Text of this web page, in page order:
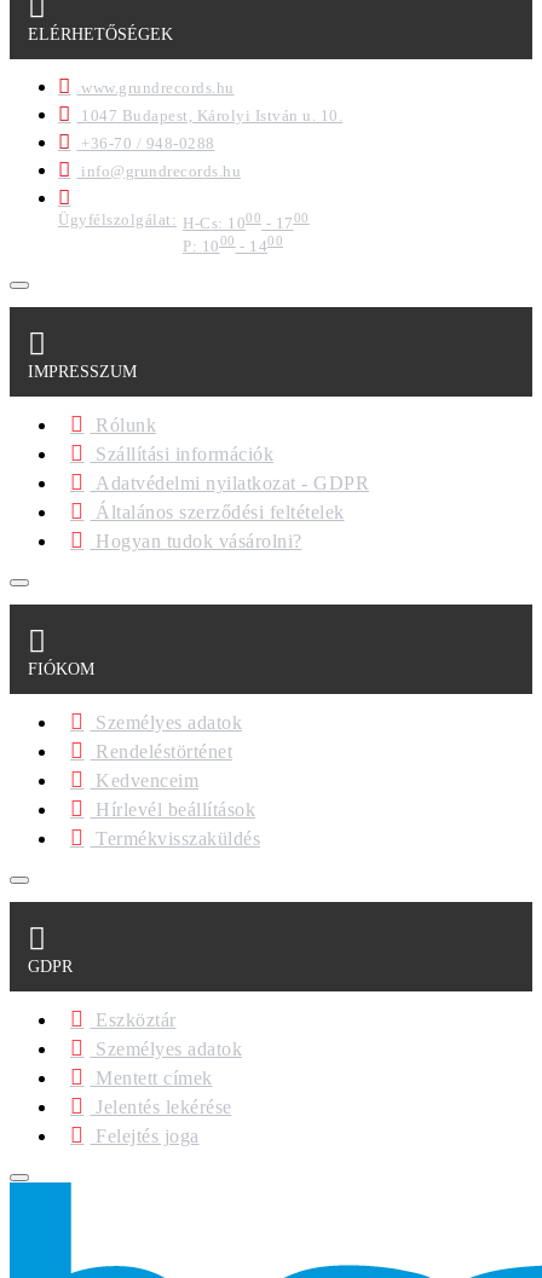
ELÉRHETŐSÉGEK
www.grundrecords.hu
1047 Budapest, Károlyi István u. 10.
+36-70 / 948-0288
info@grundrecords.hu
Ügyfélszolgálat: H-Cs: 1000 - 1700
P: 1000- 1400
IMPRESSZUM
Rólunk
Szállítási információk
Adatvédelmi nyilatkozat - GDPR
Általános szerződési feltételek
Hogyan tudok vásárolni?
FIÓKOM
Személyes adatok
Rendeléstörténet
Kedvenceim
Hírlevél beállítások
Termékvisszaküldés
GDPR
Eszköztár
Személyes adatok
Mentett címek
Jelentés lekérése
Felejtés joga